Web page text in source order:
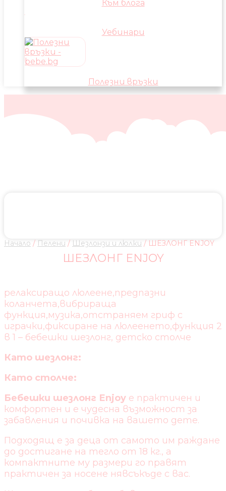
Към блога
Уебинари
Полезни връзки
Начало / Пелени / Шезлонзи и люлки / ШЕЗЛОНГ ENJOY
ШЕЗЛОНГ ENJOY
релаксиращо люлеене,предпазни
коланчета,вибрираща
функция,музика,отстраняем гриф с
играчки,фиксиране на люлеенето,функция 2
в 1 – бебешки шезлонг, детско столче
Като шезлонг:
Като столче:
Бебешки шезлонг Еnjoy е практичен и
комфортен и е чудесна възможност за
забавления и почивка на вашето дете.
Подходящ е за деца от самото им раждане
до достигане на тегло от 18 кг., а
компактните му размери го правят
практичен за носене нявсъкъде с вас.